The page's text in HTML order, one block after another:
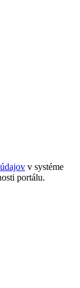
v systéme
portálu.